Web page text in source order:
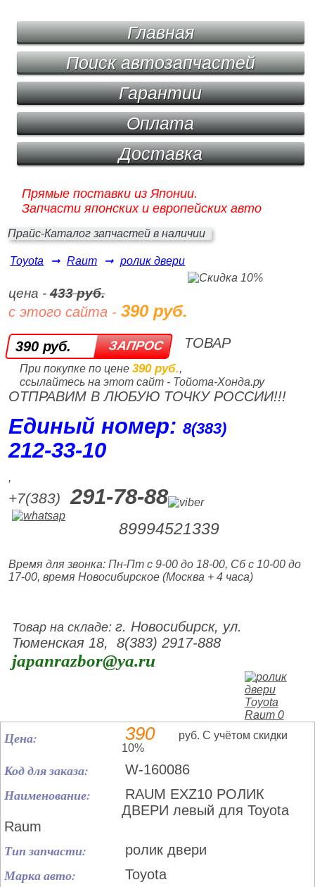
Главная
Поиск автозапчастей
Гарантии
Оплата
Доставка
Прямые поставки из Японии.
Запчасти японских и европейских авто
Прайс-Каталог запчастей в наличии
Toyota ➞ Raum ➞ ролик двери
цена -433 руб.
с этого сайта -390 руб.
390 руб.
При покупке по цене 390 руб.,
ссылайтесь на этот сайт - Тойота-Хонда.ру
ТОВАР
ОТПРАВИМ В ЛЮБУЮ ТОЧКУ РОССИИ!!!
Единый номер:8(383)
212‑33‑10
,
+7(383) 291-78-88
89994521339
Время для звонка: Пн-Пт с 9-00 до 18-00, Сб с 10-00 до
17-00, время Новосибирское (Москва + 4 часа)
Товар на складе:г. Новосибирск, ул.
Тюменская 18, 8(383) 2917-888
japanrazbor@ya.ru
Цена: 390
руб. С учётом скидки
10%
Код для заказа: W-160086
Наименование:
RAUM EXZ10 РОЛИК
ДВЕРИ левый для Toyota
Raum
Тип запчасти: ролик двери
Марка авто: Toyota